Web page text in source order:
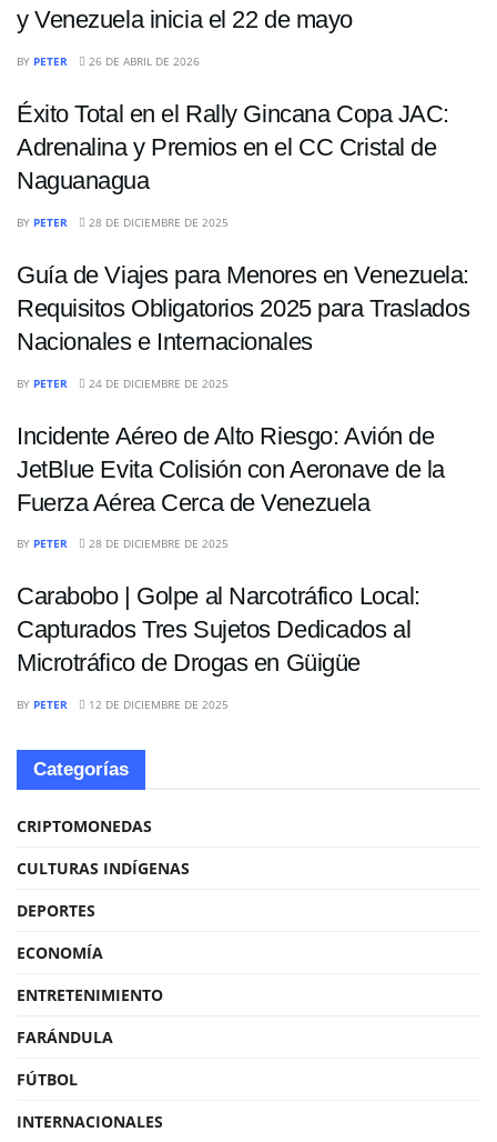
y Venezuela inicia el 22 de mayo
BY PETER 26 DE ABRIL DE 2026
Éxito Total en el Rally Gincana Copa JAC:
Adrenalina y Premios en el CC Cristal de
Naguanagua
BY PETER 28 DE DICIEMBRE DE 2025
Guía de Viajes para Menores en Venezuela:
Requisitos Obligatorios 2025 para Traslados
Nacionales e Internacionales
BY PETER 24 DE DICIEMBRE DE 2025
Incidente Aéreo de Alto Riesgo: Avión de
JetBlue Evita Colisión con Aeronave de la
Fuerza Aérea Cerca de Venezuela
BY PETER 28 DE DICIEMBRE DE 2025
Carabobo | Golpe al Narcotráfico Local:
Capturados Tres Sujetos Dedicados al
Microtráfico de Drogas en Güigüe
BY PETER 12 DE DICIEMBRE DE 2025
Categorías
CRIPTOMONEDAS
CULTURAS INDÍGENAS
DEPORTES
ECONOMÍA
ENTRETENIMIENTO
FARÁNDULA
FÚTBOL
INTERNACIONALES